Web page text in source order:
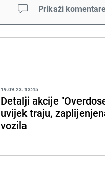
Prikaži
19.09.23. 13:45
Detalji akcije
uvijek traju,
vozila